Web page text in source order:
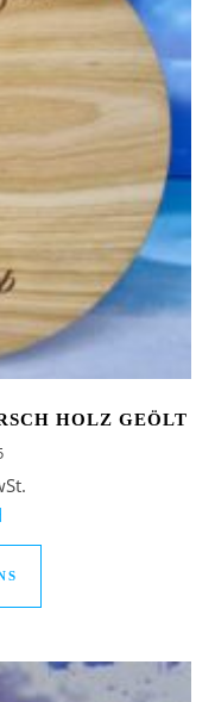
HOLZ GEÖLT
Preisspanne: €19,95 bis €27,95
Dieses Produkt